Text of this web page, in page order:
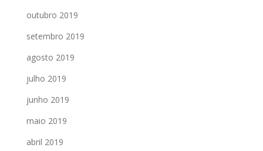
outubro 2019
setembro 2019
agosto 2019
julho 2019
junho 2019
maio 2019
abril 2019